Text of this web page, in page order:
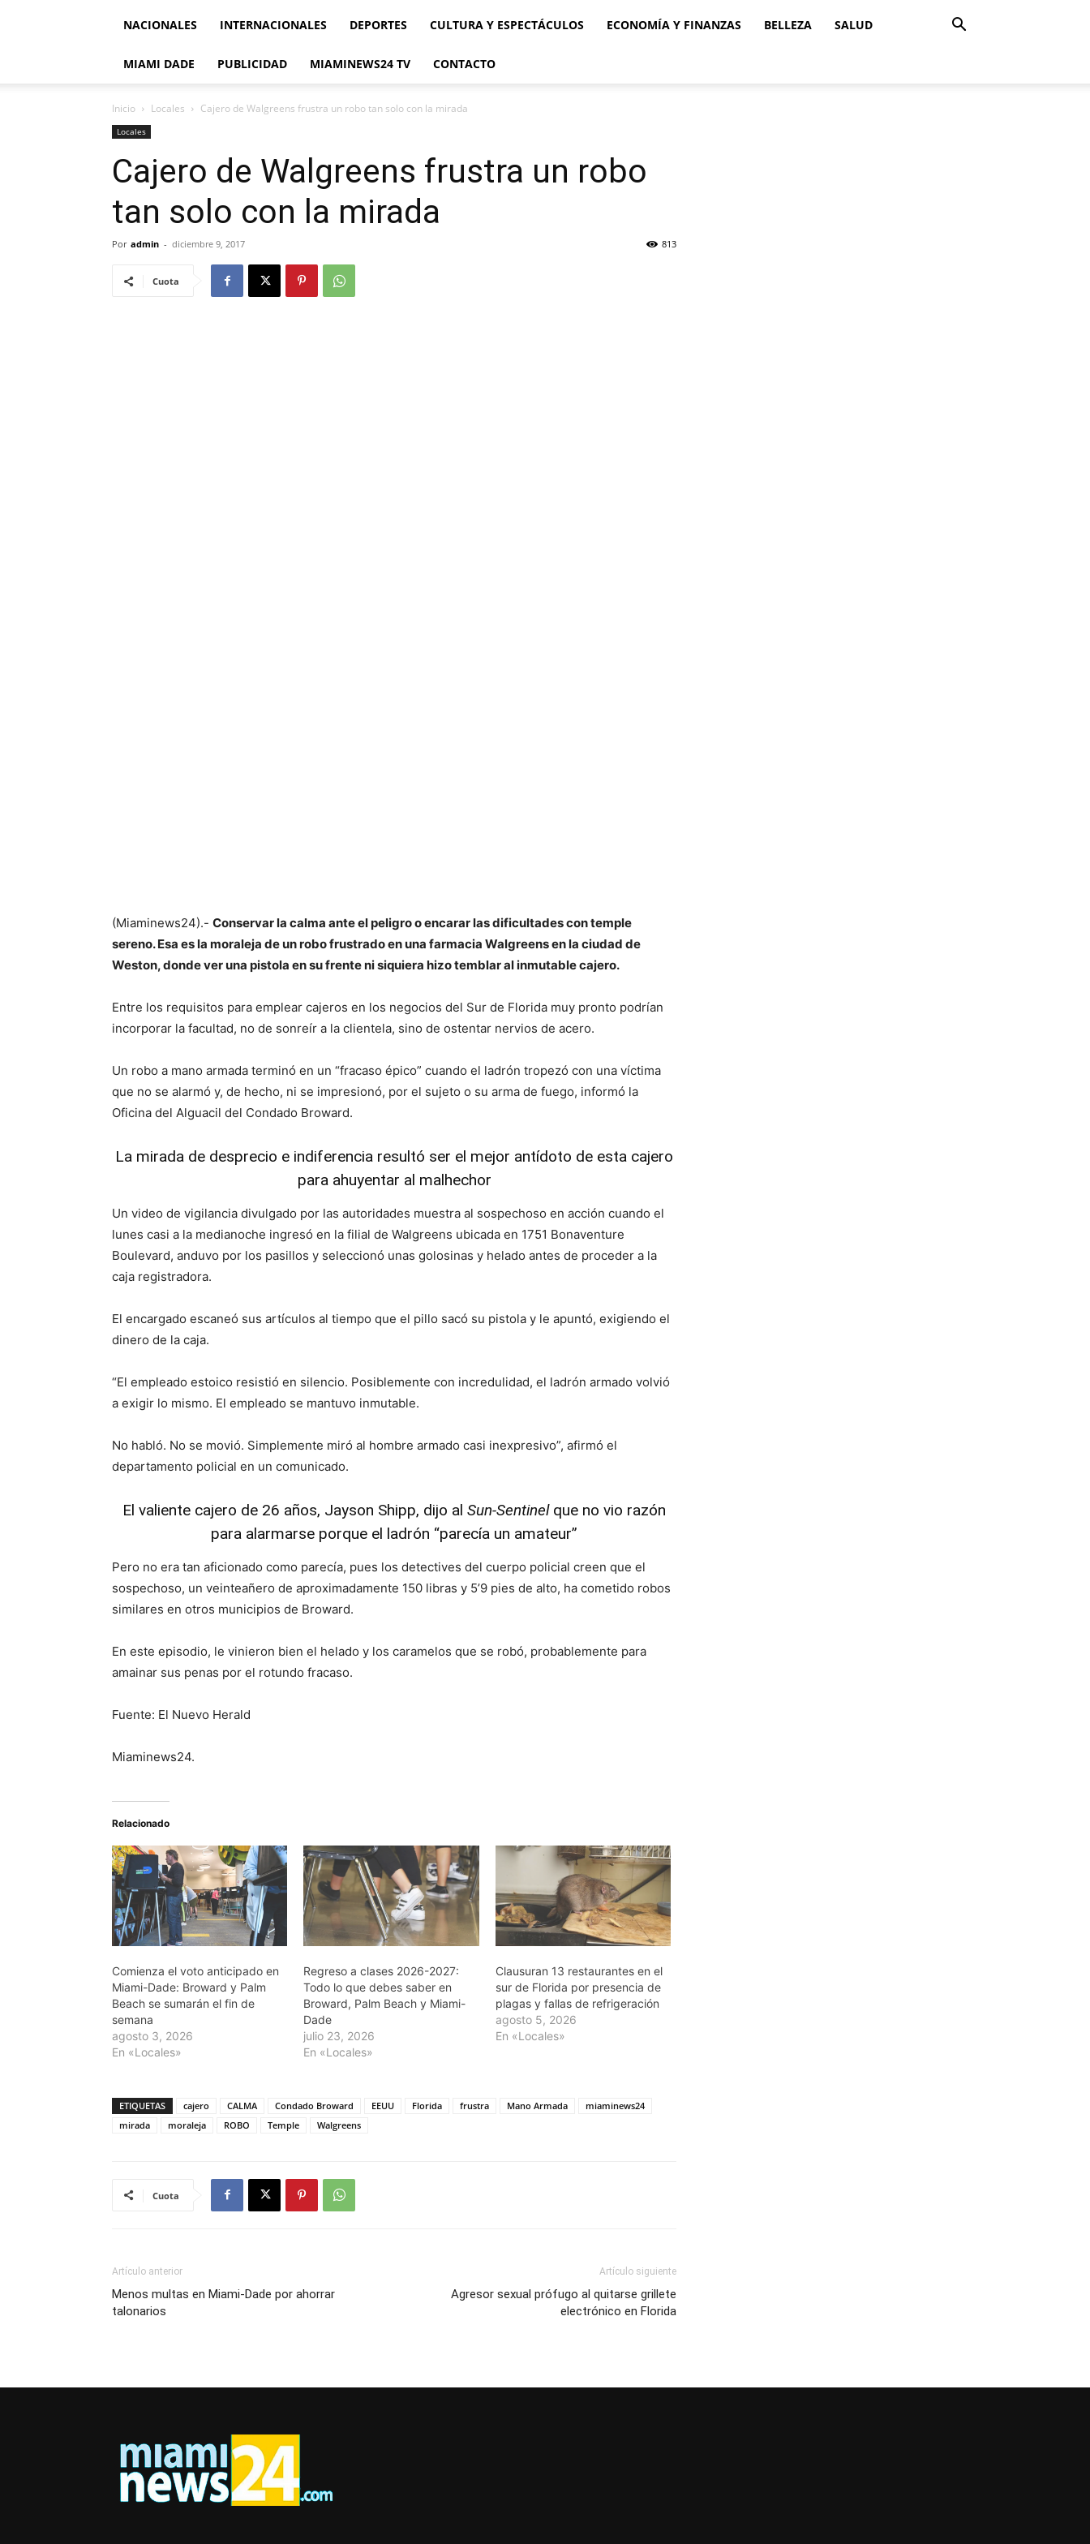
NACIONALES INTERNACIONALES DEPORTES CULTURA Y ESPECTÁCULOS ECONOMÍA Y FINANZAS BELLEZA SALUD
MIAMI DADE PUBLICIDAD MIAMINEWS24 TV CONTACTO
Inicio Locales Cajero de Walgreens frustra un robo tan solo con la mirada
Locales
Cajero de Walgreens frustra un robo
tan solo con la mirada
Por admin - diciembre 9, 2017 813
Cuota
(Miaminews24).- Conservar la calma ante el peligro o encarar las dificultades con temple
sereno. Esa es la moraleja de un robo frustrado en una farmacia Walgreens en la ciudad de
Weston, donde ver una pistola en su frente ni siquiera hizo temblar al inmutable cajero.
Entre los requisitos para emplear cajeros en los negocios del Sur de Florida muy pronto podrían
incorporar la facultad, no de sonreír a la clientela, sino de ostentar nervios de acero.
Un robo a mano armada terminó en un “fracaso épico” cuando el ladrón tropezó con una víctima
que no se alarmó y, de hecho, ni se impresionó, por el sujeto o su arma de fuego, informó la
Oficina del Alguacil del Condado Broward.
La mirada de desprecio e indiferencia resultó ser el mejor antídoto de esta cajero
para ahuyentar al malhechor
Un video de vigilancia divulgado por las autoridades muestra al sospechoso en acción cuando el
lunes casi a la medianoche ingresó en la filial de Walgreens ubicada en 1751 Bonaventure
Boulevard, anduvo por los pasillos y seleccionó unas golosinas y helado antes de proceder a la
caja registradora.
El encargado escaneó sus artículos al tiempo que el pillo sacó su pistola y le apuntó, exigiendo el
dinero de la caja.
“El empleado estoico resistió en silencio. Posiblemente con incredulidad, el ladrón armado volvió
a exigir lo mismo. El empleado se mantuvo inmutable.
No habló. No se movió. Simplemente miró al hombre armado casi inexpresivo”, afirmó el
departamento policial en un comunicado.
El valiente cajero de 26 años, Jayson Shipp, dijo al Sun-Sentinelque no vio razón
para alarmarse porque el ladrón “parecía un amateur”
Pero no era tan aficionado como parecía, pues los detectives del cuerpo policial creen que el
sospechoso, un veinteañero de aproximadamente 150 libras y 5’9 pies de alto, ha cometido robos
similares en otros municipios de Broward.
En este episodio, le vinieron bien el helado y los caramelos que se robó, probablemente para
amainar sus penas por el rotundo fracaso.
Fuente: El Nuevo Herald
Miaminews24.
Relacionado
Comienza el voto anticipado en
Miami-Dade: Broward y Palm
Beach se sumarán el fin de
semana
agosto 3, 2026
En «Locales»
Regreso a clases 2026-2027:
Todo lo que debes saber en
Broward, Palm Beach y Miami-
Dade
julio 23, 2026
En «Locales»
Clausuran 13 restaurantes en el
sur de Florida por presencia de
plagas y fallas de refrigeración
agosto 5, 2026
En «Locales»
ETIQUETAS cajero CALMA Condado Broward EEUU Florida frustra Mano Armada
miaminews24
mirada
moraleja ROBO Temple Walgreens
Cuota
Artículo anterior
Menos multas en Miami-Dade por ahorrar
talonarios
Artículo siguiente
Agresor sexual prófugo al quitarse grillete
electrónico en Florida